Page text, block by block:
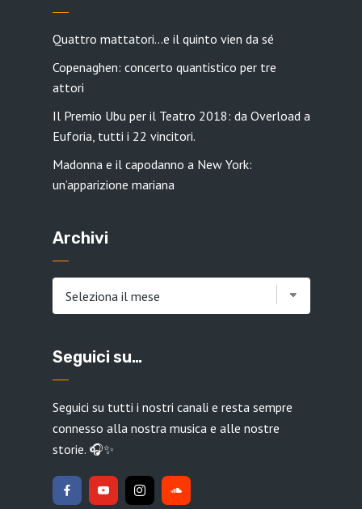
Quattro mattatori…e il quinto vien da sé
Copenaghen: concerto quantistico per tre
attori
Il Premio Ubu per il Teatro 2018: da Overload a
Euforia, tutti i 22 vincitori.
Madonna e il capodanno a New York:
un’apparizione mariana
Archivi
Seguici su…
Seguici su tutti i nostri canali e resta sempre
connesso alla nostra musica e alle nostre
storie. 🎧✨